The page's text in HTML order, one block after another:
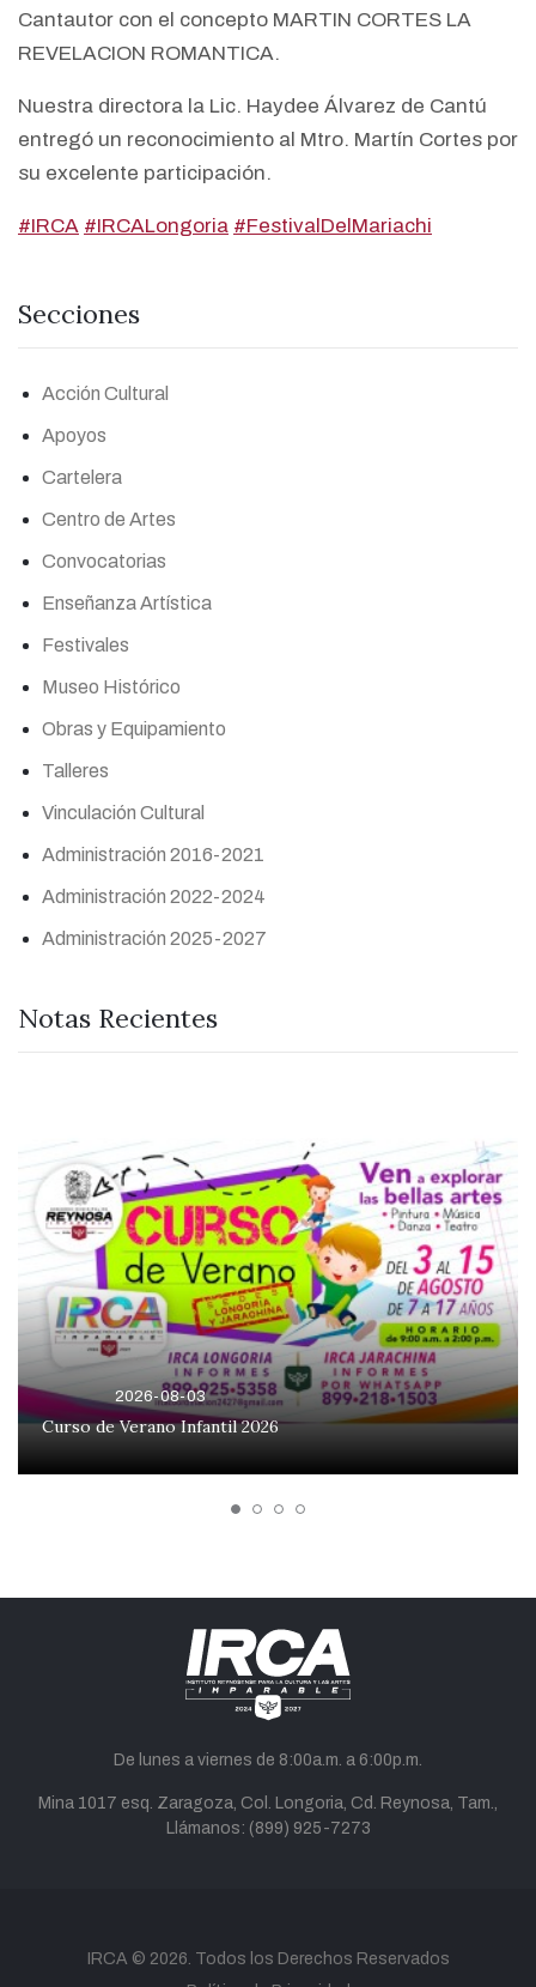
Cantautor con el concepto MARTIN CORTES LA
REVELACION ROMANTICA.
Nuestra directora la Lic. Haydee Álvarez de Cantú
entregó un reconocimiento al Mtro. Martín Cortes por
su excelente participación.
#IRCA #IRCALongoria #FestivalDelMariachi
Secciones
Acción Cultural
Apoyos
Cartelera
Centro de Artes
Convocatorias
Enseñanza Artística
Festivales
Museo Histórico
Obras y Equipamiento
Talleres
Vinculación Cultural
Administración 2016-2021
Administración 2022-2024
Administración 2025-2027
Notas Recientes
2026-08-03
Curso de Verano Infantil 2026
De lunes a viernes de 8:00a.m. a 6:00p.m.
Mina 1017 esq. Zaragoza, Col. Longoria, Cd. Reynosa, Tam.,
Llámanos: (899) 925-7273
IRCA © 2026. Todos los Derechos Reservados